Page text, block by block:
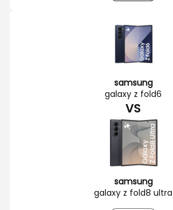
samsung
galaxy z fold6
VS
samsung
galaxy z fold8 ultra